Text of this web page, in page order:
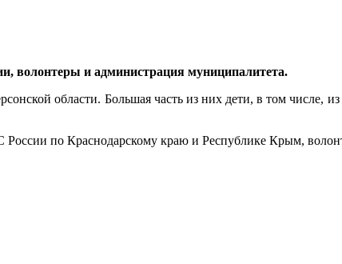
волонтеры и администрация муниципалитета.
области. Большая часть из них дети, в том числе,
по Краснодарскому краю и Республике Крым,